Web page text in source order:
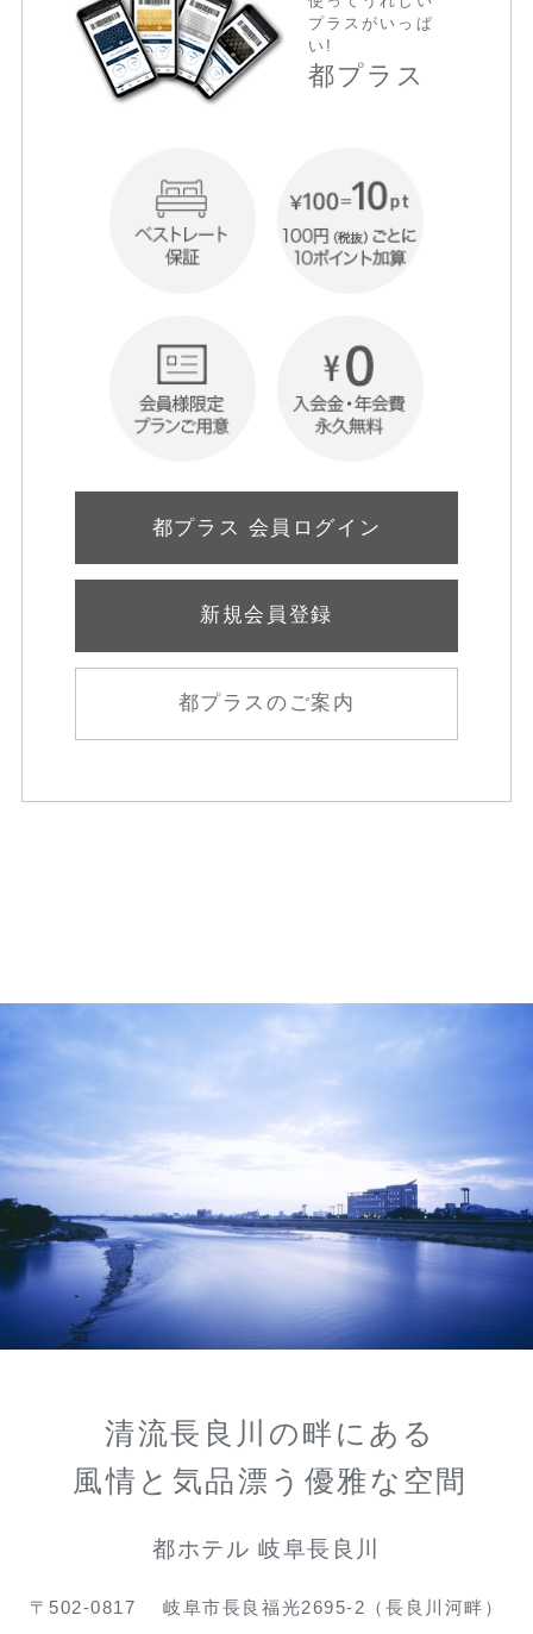
プラスがいっぱ
い!
都プラス
都プラス 会員ログイン
新規会員登録
都プラスのご案内
清流長良川の畔にある
風情と気品漂う優雅な空間
都ホテル 岐阜長良川
〒502-0817
岐阜市長良福光2695-2（長良川河畔）